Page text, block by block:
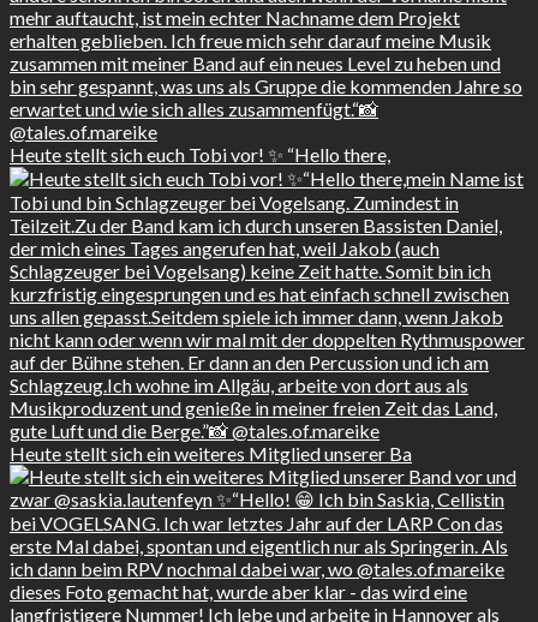
Heute stellt sich euch Tobi vor! ✨ “Hello there,
Heute stellt sich ein weiteres Mitglied unserer Ba